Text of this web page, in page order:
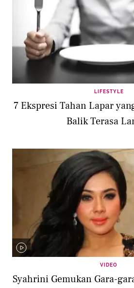
LIFESTYLE
7 Ekspresi Tahan Lapar
Balik Terasa
VIDEO
Syahrini Gemukan Gara-